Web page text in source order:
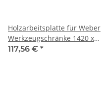
Holzarbeitsplatte für Weber
Werkzeugschränke 1420 x
507 x 37 mm, WEBER
117,56 € *